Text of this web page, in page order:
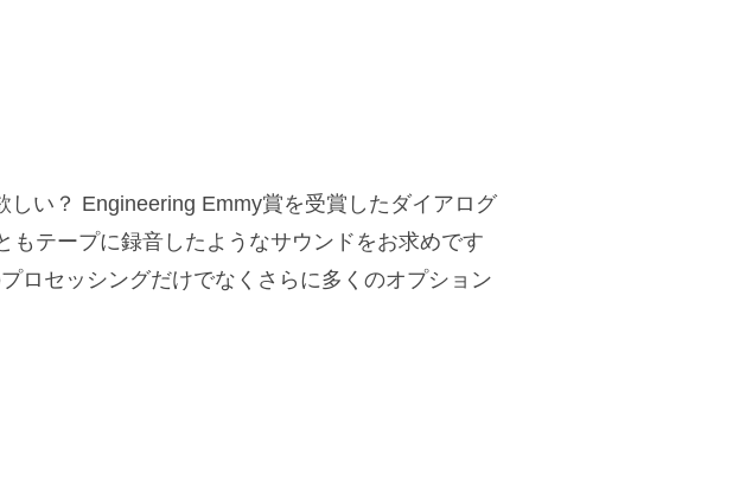
しい？ Engineering Emmy賞を受賞したダイアログ
もテープに録音したようなサウンドをお求めです
ロセッシングだけでなくさらに多くのオプション